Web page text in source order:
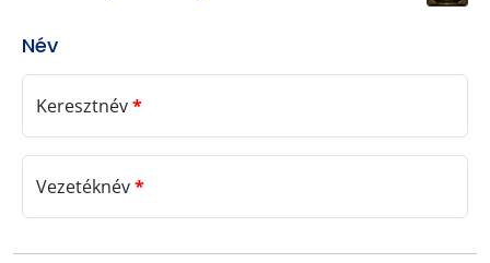
Név
Keresztnév*
Vezetéknév*